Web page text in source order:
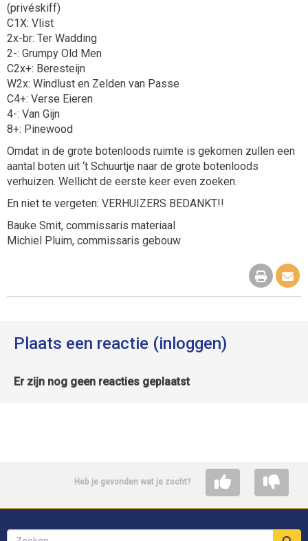
(privéskiff)
C1X: Vlist
2x-br: Ter Wadding
2-: Grumpy Old Men
C2x+: Beresteijn
W2x: Windlust en Zelden van Passe
C4+: Verse Eieren
4-: Van Gijn
8+: Pinewood
Omdat in de grote botenloods ruimte is gekomen zullen een
aantal boten uit ‘t Schuurtje naar de grote botenloods
verhuizen. Wellicht de eerste keer even zoeken.
En niet te vergeten: VERHUIZERS BEDANKT!!
Bauke Smit, commissaris materiaal
Michiel Pluim, commissaris gebouw
Plaats een reactie (inloggen)
Er zijn nog geen reacties geplaatst
Heb je gevonden wat je zocht?